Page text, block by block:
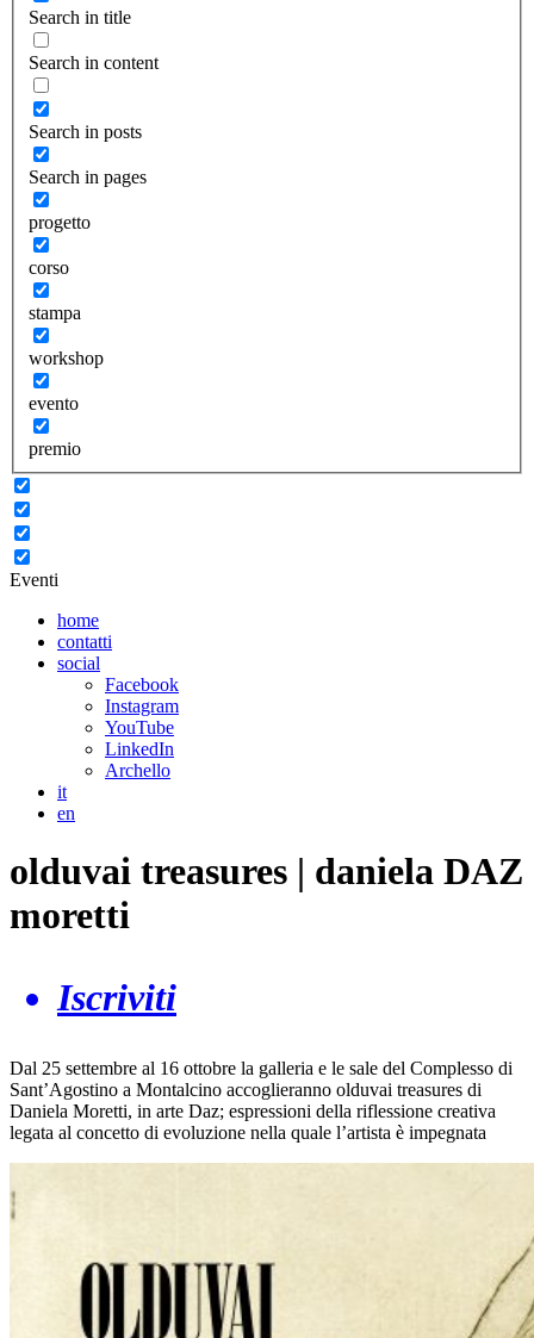
Search in title
Search in content
Search in posts
Search in pages
progetto
corso
stampa
workshop
evento
premio
Eventi
home
contatti
social
Facebook
Instagram
YouTube
LinkedIn
Archello
it
en
olduvai treasures | daniela DAZ
moretti
Iscriviti
Dal 25 settembre al 16 ottobre la galleria e le sale del Complesso di
Sant’Agostino a Montalcino accoglieranno olduvai treasures di
Daniela Moretti, in arte Daz; espressioni della riflessione creativa
legata al concetto di evoluzione nella quale l’artista è impegnata